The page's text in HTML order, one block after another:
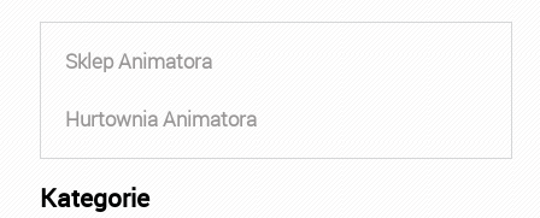
Sklep Animatora
Hurtownia Animatora
Kategorie